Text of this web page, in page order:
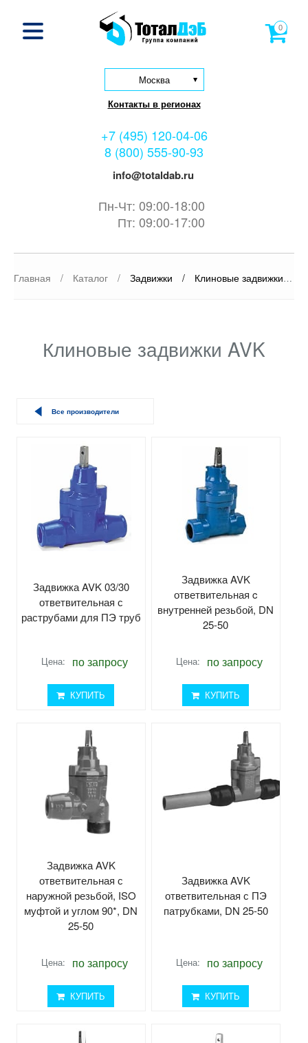
Москва
Контакты в регионах
+7 (495) 120-04-06
8 (800) 555-90-93
info@totaldab.ru
Пн-Чт: 09:00-18:00
Пт: 09:00-17:00
0
Главная / Каталог / Задвижки / Клиновые задвижки
Клиновые задвижки AVK
Все производители
Задвижка AVK 03/30
ответвительная с
раструбами для ПЭ труб
Цена: по запросу
КУПИТЬ
Задвижка AVK
ответвительная c
внутренней резьбой, DN
25-50
Цена: по запросу
КУПИТЬ
Задвижка AVK
ответвительная с
наружной резьбой, ISO
муфтой и углом 90*, DN
25-50
Цена: по запросу
КУПИТЬ
Задвижка AVK
ответвительная с ПЭ
патрубками, DN 25-50
Цена: по запросу
КУПИТЬ